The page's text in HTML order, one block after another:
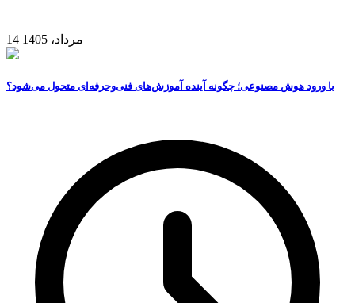
14 مرداد، 1405
با ورود هوش مصنوعی؛ چگونه آینده آموزش‌های فنی‌وحرفه‌ای متحول می‌شود؟